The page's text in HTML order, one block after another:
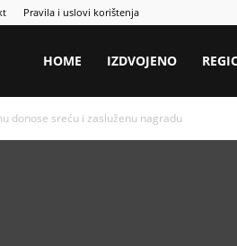
Pravila i uslovi korištenja
HOME IZDVOJENO
donose sreću i zasluženu nagradu